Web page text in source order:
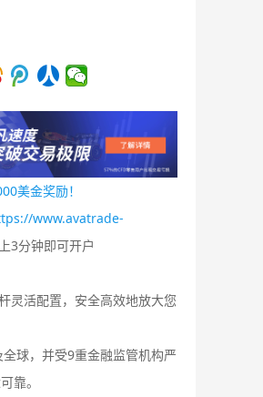
美金奖励！
www.avatrade-
3分钟即可开户
灵活配置，安全高效地放大您
全球，并受9重金融监管机构严
靠。